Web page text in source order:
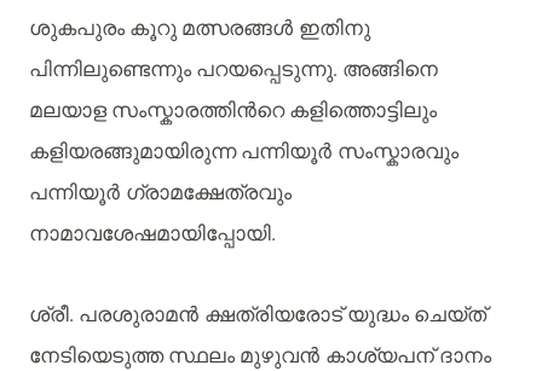
ശുകപുരം കൂറു മത്സരങ്ങള്‍ ഇതിനു
പിന്നിലുണ്ടെന്നും പറയപ്പെടുന്നു. അങ്ങിനെ
മലയാള സംസ്കാരത്തിന്‍റെ കളിത്തൊട്ടിലും
കളിയരങ്ങുമായിരുന്ന പന്നിയൂര്‍ സംസ്കാരവും
പന്നിയൂര്‍ ഗ്രാമക്ഷേത്രവും
നാമാവശേഷമായിപ്പോയി.
ശ്രീ. പരശുരാമന്‍ ക്ഷത്രിയരോട് യുദ്ധം ചെയ്ത്
നേടിയെടുത്ത സ്ഥലം മുഴുവന്‍ കാശ്യപന് ദാനം